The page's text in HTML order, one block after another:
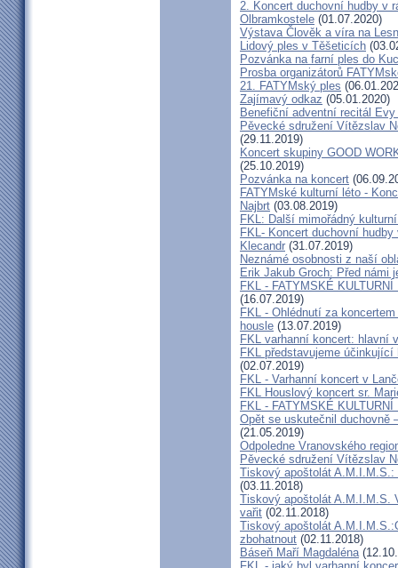
2. Koncert duchovní hudby v
Olbramkostele (01.07.2020)
Výstava Člověk a víra na
Lidový ples v Těšeticích
Pozvánka na farní ples do
Prosba organizátorů
21. FATYMský ples
Zajímavý odkaz (05.01.2020)
Benefiční adventní recitál
Pěvecké sdružení Vítězslav
(29.11.2019)
Koncert skupiny GOOD
(25.10.2019)
Pozvánka na koncert
FATYMské kulturní léto -
Najbrt (03.08.2019)
FKL: Další mimořádný
FKL- Koncert duchovní
Klecandr (31.07.2019)
Neznámé osobnosti z naší
Erik Jakub Groch: Před námi
FKL - FATYMSKÉ
(16.07.2019)
FKL - Ohlédnutí za
housle (13.07.2019)
FKL varhanní koncert: hlavní
FKL představujeme
(02.07.2019)
FKL - Varhanní koncert v
FKL Houslový koncert sr.
FKL - FATYMSKÉ KULTURNÍ
Opět se uskutečnil duchovně
(21.05.2019)
Odpoledne Vranovského
Pěvecké sdružení Vítězslav
Tiskový apoštolát
(03.11.2018)
Tiskový apoštolát A.M.I.M.S.
vařit (02.11.2018)
Tiskový apoštolát
zbohatnout (02.11.2018)
Báseň Maří Magdaléna